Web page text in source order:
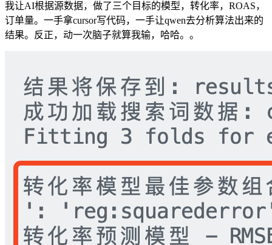
我让AI根据源数据，做了三个目标的模型，转化率，ROAS，
订单量。一手拿cursor写代码，一手让qwen去分析算法出来的
结果。反正，动一次脑子就算我输，哈哈。。